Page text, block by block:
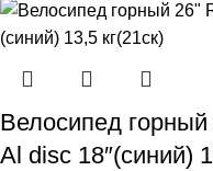
Велосипед
Al disc 18″(синий)